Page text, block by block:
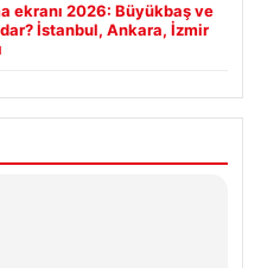
ekranı 2026: Büyükbaş ve
İstanbul, Ankara, İzmir